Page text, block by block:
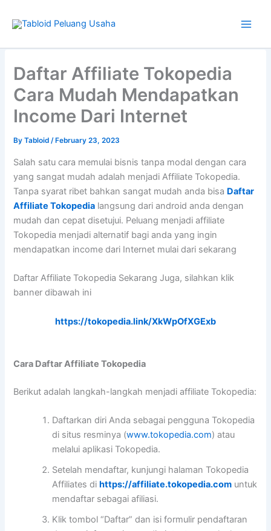
Daftar Affiliate Tokopedia
Cara Mudah Mendapatkan
Income Dari Internet
ByTabloid/ February 23, 2023
Salah satu cara memulai bisnis tanpa modal dengan cara
yang sangat mudah adalah menjadi Affiliate Tokopedia.
Tanpa syarat ribet bahkan sangat mudah anda bisa Daftar
Affiliate Tokopedia langsung dari android anda dengan
mudah dan cepat disetujui. Peluang menjadi affiliate
Tokopedia menjadi alternatif bagi anda yang ingin
mendapatkan income dari Internet mulai dari sekarang
Daftar Affiliate Tokopedia Sekarang Juga, silahkan klik
banner dibawah ini
https://tokopedia.link/XkWpOfXGExb
Cara Daftar Affiliate Tokopedia
Berikut adalah langkah-langkah menjadi affiliate Tokopedia:
Daftarkan diri Anda sebagai pengguna Tokopedia
di situs resminya (www.tokopedia.com) atau
melalui aplikasi Tokopedia.
Setelah mendaftar, kunjungi halaman Tokopedia
Affiliates di https://affiliate.tokopedia.com untuk
mendaftar sebagai afiliasi.
Klik tombol “Daftar” dan isi formulir pendaftaran
your
email…